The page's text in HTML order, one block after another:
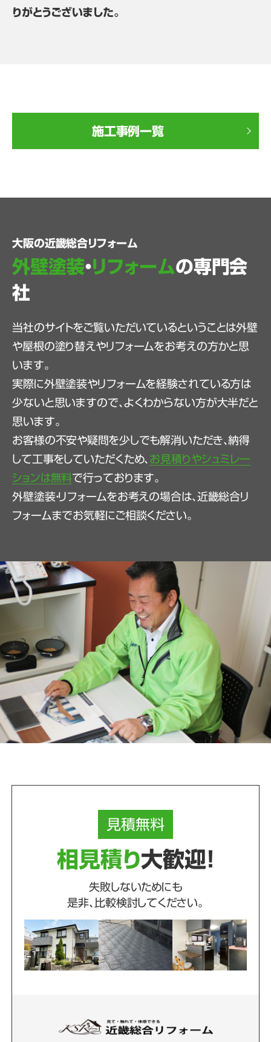
りがとうございました。
施工事例一覧
大阪の近畿総合リフォーム
外壁塗装・リフォームの専門会
社
当社のサイトをご覧いただいているということは外壁
や屋根の塗り替えやリフォームをお考えの方かと思
います。
実際に外壁塗装やリフォームを経験されている方は
少ないと思いますので、よくわからない方が大半だと
思います。
お客様の不安や疑問を少しでも解消いただき、納得
して工事をしていただくため、 お見積りやシュミレー
ションは無料で行っております。
外壁塗装・リフォームをお考えの場合は、近畿総合リ
フォームまでお気軽にご相談ください。
見積無料
相見積り大歓迎！
失敗しないためにも
是非、比較検討してください。